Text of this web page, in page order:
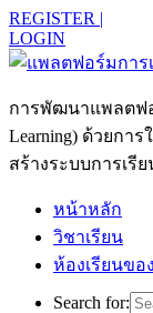
REGISTER |
LOGIN
การพัฒนาแพลตฟอ
Learning) ด้วยกา
สร้างระบบการเรี
หน้าหลัก
วิชาเรียน
ห้องเรียนขอ
Search for: